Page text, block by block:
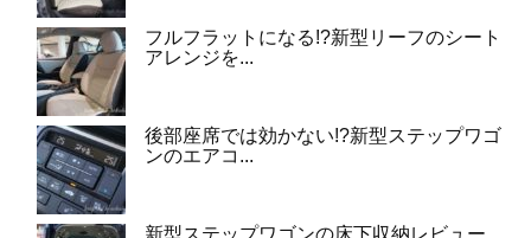
フルフラットになる!?新型リーフのシート
アレンジを...
後部座席では効かない!?新型ステップワゴ
ンのエアコ...
新型ステップワゴンの床下収納レビュー